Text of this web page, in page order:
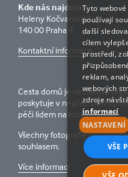
Kde nás najdete
Heleny Kočvarové 1
140 00 Praha 4
Kontaktní informace
Cesta domů je nezisková
poskytuje v nepřetržitém
péči lidem na konci života.
Všechny fotografie na tomto
souhlasem.
Více informací
Tyto
používají
další
cílem
prostředí,
reklam,
webových
zdroje
informací
NASTAVENÍ
VŠE